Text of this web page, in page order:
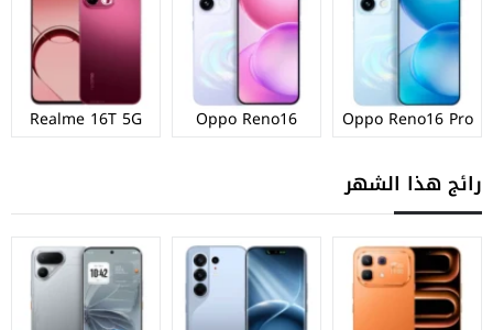
Oppo Reno16 Pro
Oppo Reno16
Realme 16T 5G
رائج هذا الشهر